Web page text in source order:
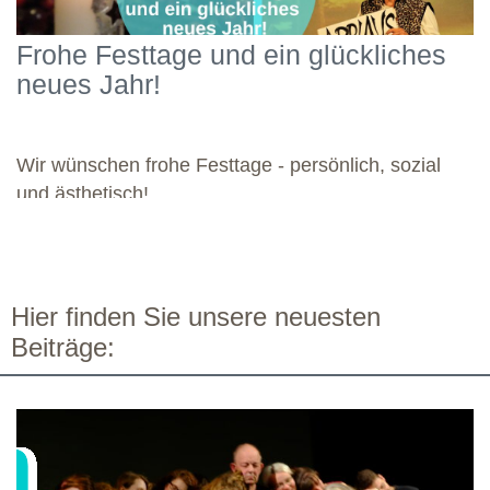
Engagement widmete sich die Gruppe diesen vielseitigen
Schwerpunkten und legte damit einen starken Grundstein für die
kommenden Module. Günther wünscht allen weiteren
Dozierenden viel Freude bei ihren Modulen sowie eine ebenso
Frohe Festtage und ein glückliches
neues Jahr!
Wir wünschen frohe Festtage - persönlich, sozial
und ästhetisch!
Hier finden Sie unsere neuesten
Beiträge: